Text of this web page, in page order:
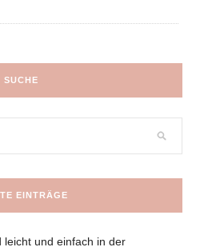
SUCHE
EINTRÄGE
leicht und einfach in der